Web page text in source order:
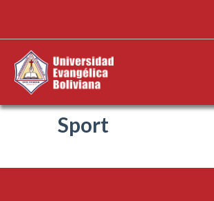
Sport